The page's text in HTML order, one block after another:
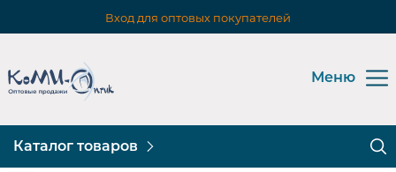
Вход для оптовых покупателей
Меню
Каталог товаров